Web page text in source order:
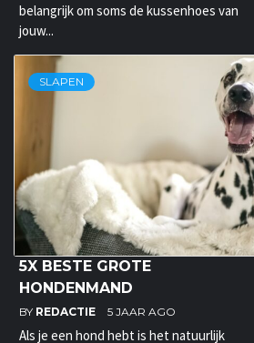
belangrijk om soms de kussenhoes van
jouw...
SLAPEN
5X BESTE GROTE
HONDENMAND
BY REDACTIE 5 JAAR AGO
Als je een hond hebt is het natuurlijk